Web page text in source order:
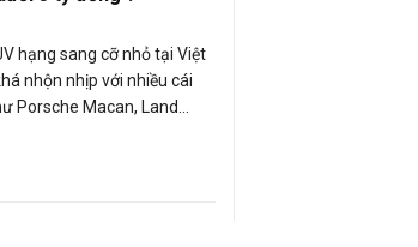
hạng sang cỡ nhỏ tại Việt
nhộn nhịp với nhiều cái
Porsche Macan, Land